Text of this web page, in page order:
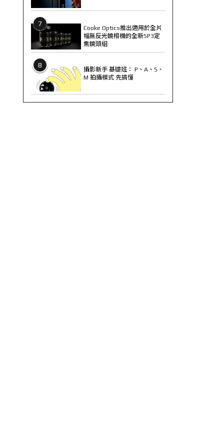
7
Cooke Optics推出適用於全片
幅無反光鏡相機的全新SP3定
焦鏡頭組
8
攝影新手 基礎班： P、A、S、
M 拍攝模式 先搞懂